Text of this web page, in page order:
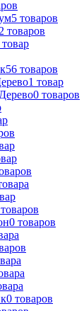
5 товаров
товаров
товар
56 товаров
1 товар
0 товаров
товаров
0 товаров
0 товаров